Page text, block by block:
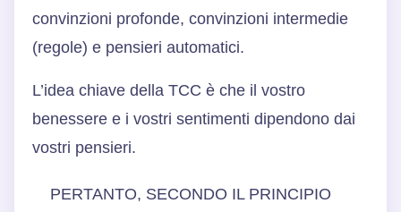
convinzioni profonde, convinzioni intermedie
(regole) e pensieri automatici.
L’idea chiave della TCC è che il vostro
benessere e i vostri sentimenti dipendono dai
vostri pensieri.
PERTANTO, SECONDO IL PRINCIPIO